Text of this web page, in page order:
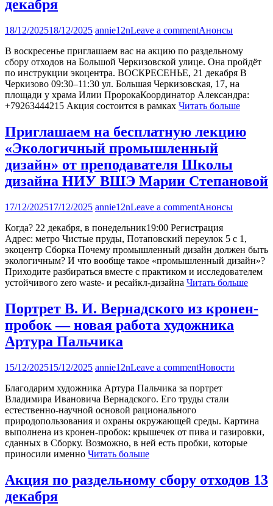
декабря
18/12/202518/12/2025 annie12nLeave a commentАнонсы
В воскресенье приглашаем вас на акцию по раздельному
сбору отходов на Большой Черкизовской улице. Она пройдёт
по инструкции экоцентра. ВОСКРЕСЕНЬЕ, 21 декабря В
Черкизово 09:30–11:30 ул. Большая Черкизовская, 17, на
площади у храма Илии ПророкаКоординатор Александра:
+79263444215 Акция состоится в рамках Читать больше
Приглашаем на бесплатную лекцию
«Экологичный промышленный
дизайн» от преподавателя Школы
дизайна НИУ ВШЭ Марии Степановой
17/12/202517/12/2025 annie12nLeave a commentАнонсы
Когда? 22 декабря, в понедельник19:00 Регистрация
Адрес: метро Чистые пруды, Потаповский переулок 5 с 1,
экоцентр Сборка Почему промышленный дизайн должен быть
экологичным? И что вообще такое «промышленный дизайн»?
Приходите разбираться вместе с практиком и исследователем
устойчивого zero waste- и ресайкл-дизайна Читать больше
Портрет В. И. Вернадского из кронен-
пробок — новая работа художника
Артура Пальчика
15/12/202515/12/2025 annie12nLeave a commentНовости
Благодарим художника Артура Пальчика за портрет
Владимира Ивановича Вернадского. Его труды стали
естественно-научной основой рационального
природопользования и охраны окружающей среды. Картина
выполнена из кронен-пробок: крышечек от пива и газировки,
сданных в Сборку. Возможно, в ней есть пробки, которые
приносили именно Читать больше
Акция по раздельному сбору отходов 13
декабря